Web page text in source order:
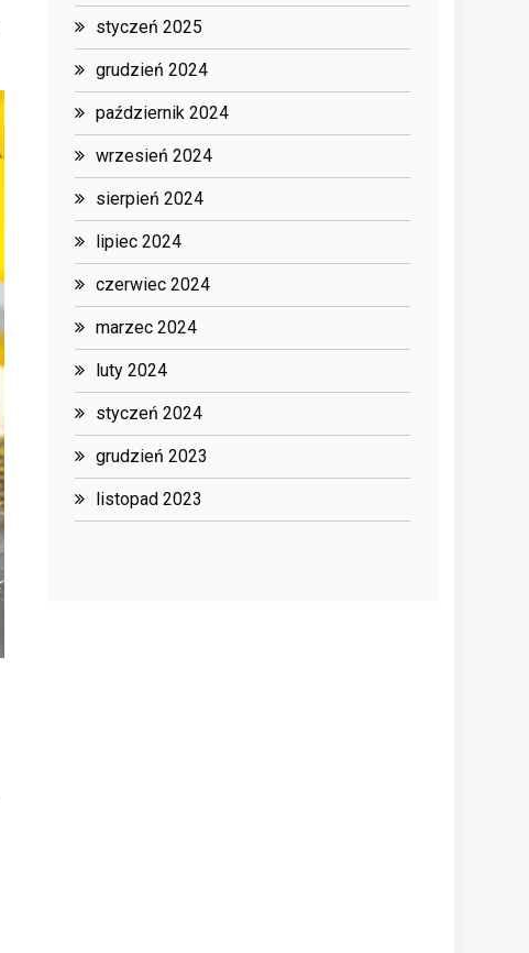
styczeń 2025
grudzień 2024
październik 2024
wrzesień 2024
sierpień 2024
lipiec 2024
czerwiec 2024
marzec 2024
luty 2024
styczeń 2024
grudzień 2023
listopad 2023